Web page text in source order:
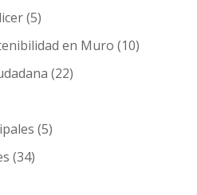
(5)
en Muro (10)
(22)
(5)
(34)